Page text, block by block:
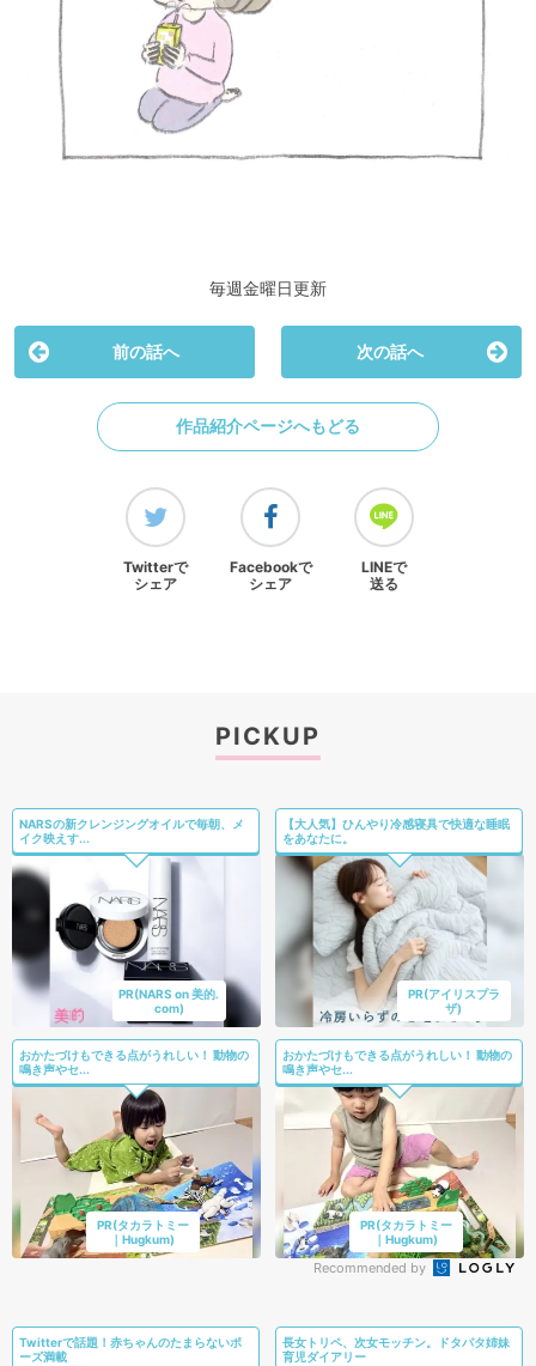
毎週金曜日更新
前の話へ 次の話へ
作品紹介ページへもどる
Twitterで
シェア
Facebookで
シェア
LINEで
送る
PICKUP
NARSの新クレンジングオイルで毎朝、メ
イク映えす...
PR(NARS on 美的.
com)
【大人気】ひんやり冷感寝具で快適な睡眠
をあなたに。
PR(アイリスプラ
ザ)
おかたづけもできる点がうれしい！ 動物の
鳴き声やセ...
PR(タカラトミー
｜Hugkum)
おかたづけもできる点がうれしい！ 動物の
鳴き声やセ...
PR(タカラトミー
｜Hugkum)
Recommended by
Twitterで話題！赤ちゃんのたまらないポ
ーズ満載
長女トリペ、次女モッチン。ドタバタ姉妹
育児ダイアリー